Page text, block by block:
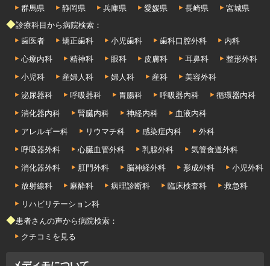
群馬県
静岡県 兵庫県 愛媛県 長崎県
宮城県
◆診療科目から病院検索：
歯医者
矯正歯科 小児歯科 歯科口腔外科
内科
心療内科
精神科 眼科 皮膚科 耳鼻科
整形外科
小児科
産婦人科 婦人科 産科
美容外科
泌尿器科
呼吸器科 胃腸科 呼吸器内科
循環器内科
消化器内科
腎臓内科 神経内科
血液内科
アレルギー科
リウマチ科 感染症内科
外科
呼吸器外科
心臓血管外科 乳腺外科
気管食道外科
消化器外科
肛門外科 脳神経外科 形成外科
小児外科
放射線科
麻酔科 病理診断科 臨床検査科
救急科
リハビリテーション科
◆患者さんの声から病院検索：
クチコミを見る